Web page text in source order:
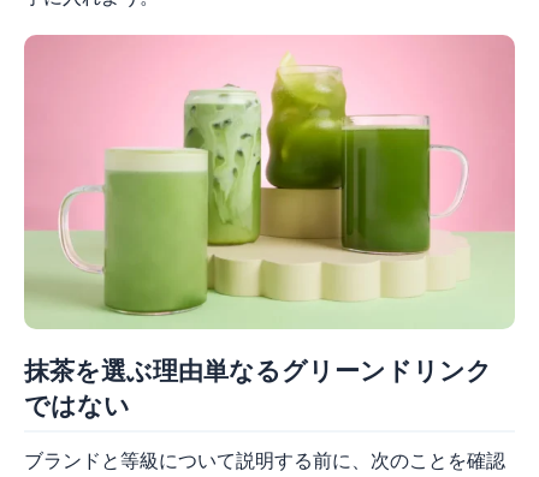
抹茶を選ぶ理由単なるグリーンドリンク
ではない
ブランドと等級について説明する前に、次のことを確認